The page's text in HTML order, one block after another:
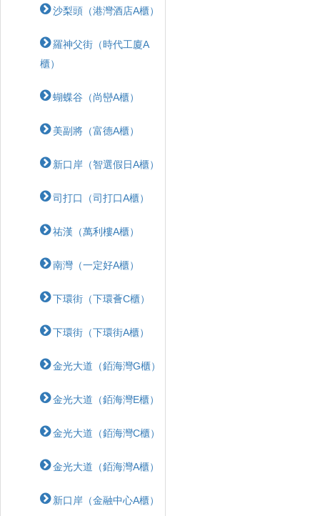
沙梨頭（港灣酒店A櫃）
羅神父街（時代工廈A
櫃）
蝴蝶⾕（尚巒A櫃）
美副將（富德A櫃）
新口岸（智選假日A櫃）
司打口（司打口A櫃）
祐漢（萬利樓A櫃）
南灣（一定好A櫃）
下環街（下環薈C櫃）
下環街（下環街A櫃）
金光大道（銆海灣G櫃）
金光大道（銆海灣E櫃）
金光大道（銆海灣C櫃）
金光大道（銆海灣A櫃）
新口岸（金融中心A櫃）